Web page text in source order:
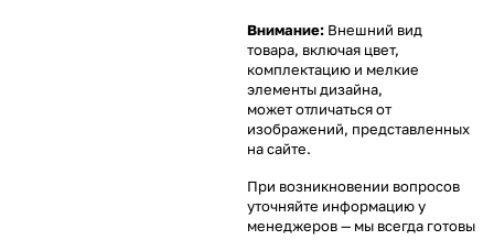
Внимание: Внешний вид
товара, включая цвет,
комплектацию и мелкие
элементы дизайна,
может отличаться от
изображений, представленных
на сайте.
При возникновении вопросов
уточняйте информацию у
менеджеров— мы всегда готовы